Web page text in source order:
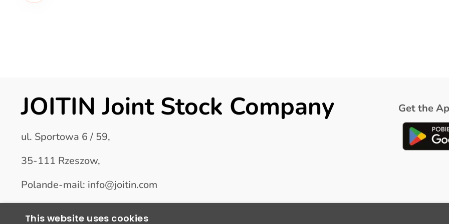
JOITIN Joint Stock Company
ul. Sportowa 6 / 59,
35-111 Rzeszow,
Polande-mail: info@joitin.com
Get the
This website uses cookies